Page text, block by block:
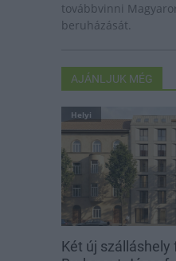
továbbvinni
beruházását.
AJÁNLJUK MÉG
Helyi
Két új szálláshely